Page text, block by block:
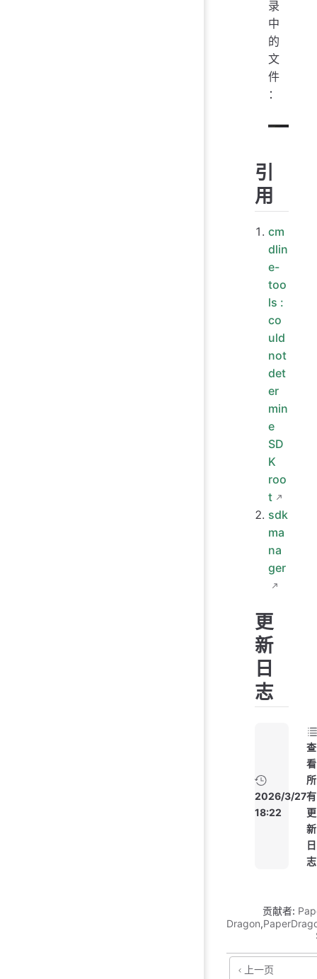
录
中
的
文
件
：
引
用
cm
dlin
e-
too
ls :
co
uld
not
det
er
min
e
SD
K
roo
t
sdk
ma
na
ger
更
新
日
志
2026/3/27
18:22
查
看
所
有
更
新
日
志
贡献者:
Dragon,
上一页